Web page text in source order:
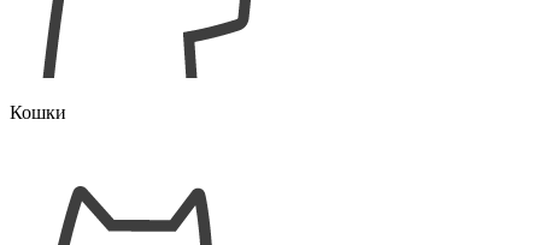
Кошки